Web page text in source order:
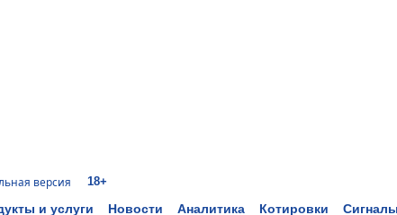
версия 18+
и услуги Новости Аналитика Котировки Сигналы